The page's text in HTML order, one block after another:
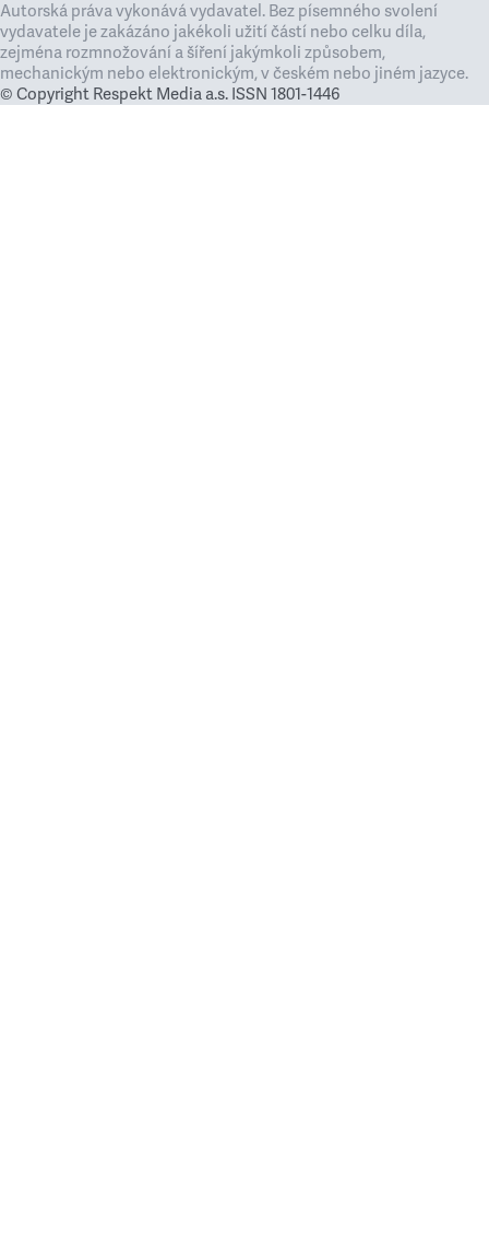
Autorská práva vykonává vydavatel. Bez písemného svolení
vydavatele je zakázáno jakékoli užití částí nebo celku díla,
zejména rozmnožování a šíření jakýmkoli způsobem,
mechanickým nebo elektronickým, v českém nebo jiném jazyce.
© Copyright Respekt Media a.s. ISSN 1801-1446